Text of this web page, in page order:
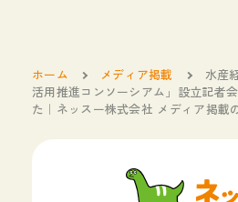
ホーム メディア掲載
水産
活用推進コンソーシアム」設立記者
た｜ネッスー株式会社 メディア掲載